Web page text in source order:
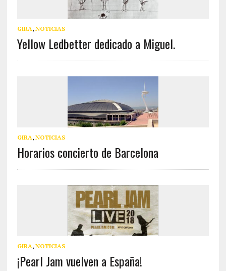
GIRA, NOTICIAS
Yellow Ledbetter dedicado a Miguel.
GIRA, NOTICIAS
Horarios concierto de Barcelona
GIRA, NOTICIAS
¡Pearl Jam vuelven a España!